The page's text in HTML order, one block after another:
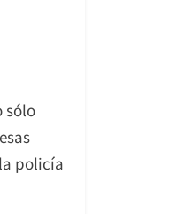
sólo
policía